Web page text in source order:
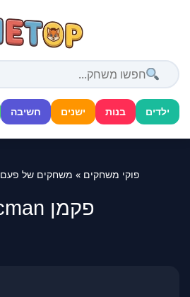
ילדים בנות ישנים חשיבה
פוקי משחקים » משחקים של פעם
פקמן Pacman